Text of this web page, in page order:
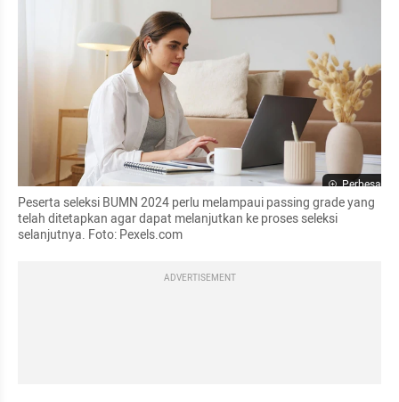
Perbesar
Peserta seleksi BUMN 2024 perlu melampaui passing grade yang
telah ditetapkan agar dapat melanjutkan ke proses seleksi
selanjutnya. Foto: Pexels.com
ADVERTISEMENT